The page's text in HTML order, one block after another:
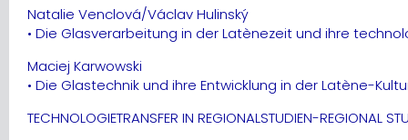
Natalie Venclová/Václav Hulinský
• Die Glasverarbeitung in der Latènezeit und ihre
Maciej Karwowski
• Die Glastechnik und ihre Entwicklung in der Latène-
TECHNOLOGIETRANSFER IN REGIONALSTUDIEN-REGIONAL